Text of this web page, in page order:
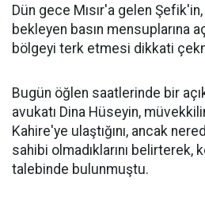
Dün gece Mısır'a gelen
bekleyen basın mensuplarına
bölgeyi terk etmesi dikkati
Bugün öğlen saatlerinde bir
avukatı Dina Hüseyin,
Kahire'ye ulaştığını, ancak
sahibi olmadıklarını belirterek,
talebinde bulunmuştu.